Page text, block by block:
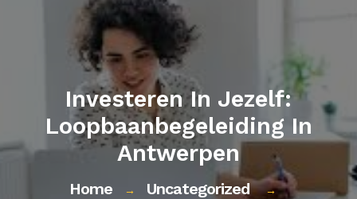
Investeren In Jezelf:
Loopbaanbegeleiding In
Antwerpen
Home → Uncategorized →